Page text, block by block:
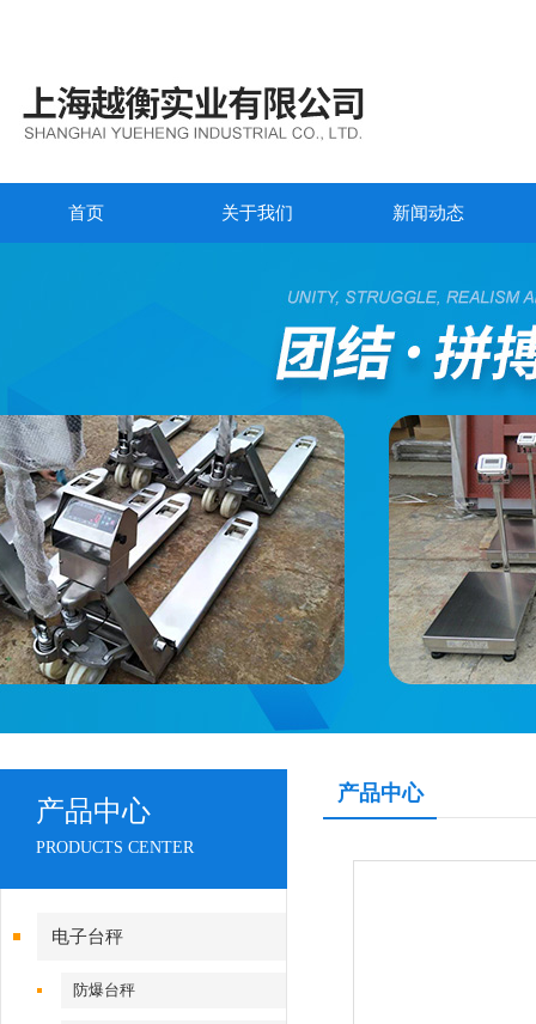
首页 关于我们 新闻动态
产品中心
PRODUCTS CENTER
电子台秤
防爆台秤
产品中心